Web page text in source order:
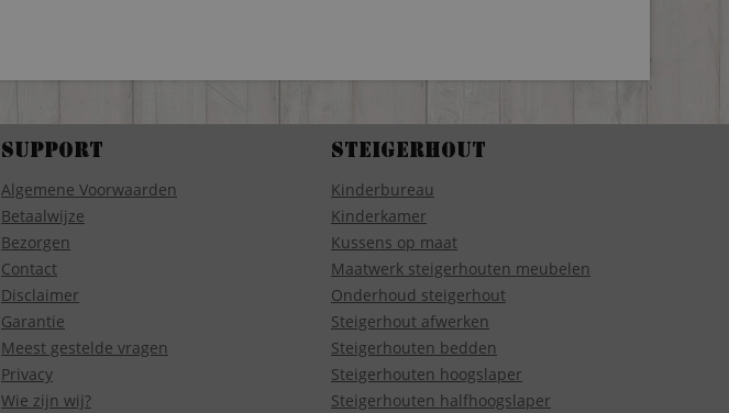
Support
Algemene Voorwaarden
Betaalwijze
Bezorgen
Contact
Disclaimer
Garantie
Meest gestelde vragen
Privacy
Wie zijn wij?
Steigerhout
Kinderbureau
Kinderkamer
Kussens op maat
Maatwerk steigerhouten meubelen
Onderhoud steigerhout
Steigerhout afwerken
Steigerhouten bedden
Steigerhouten hoogslaper
Steigerhouten halfhoogslaper